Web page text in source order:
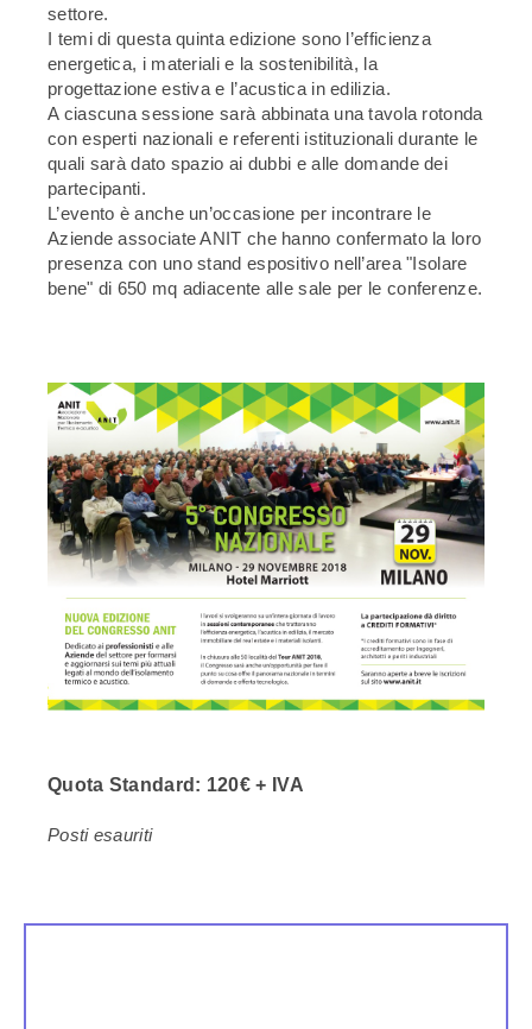
settore.
I temi di questa quinta edizione sono l’efficienza
energetica, i materiali e la sostenibilità, la
progettazione estiva e l’acustica in edilizia.
A ciascuna sessione sarà abbinata una tavola rotonda
con esperti nazionali e referenti istituzionali durante le
quali sarà dato spazio ai dubbi e alle domande dei
partecipanti.
L’evento è anche un’occasione per incontrare le
Aziende associate ANIT che hanno confermato la loro
presenza con uno stand espositivo nell’area "Isolare
bene" di 650 mq adiacente alle sale per le conferenze.
Quota Standard: 120€ + IVA
Posti esauriti